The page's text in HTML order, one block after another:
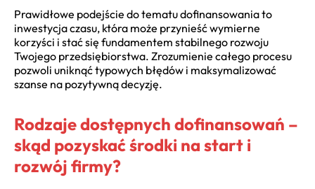
Prawidłowe podejście do tematu dofinansowania to
inwestycja czasu, która może przynieść wymierne
korzyści i stać się fundamentem stabilnego rozwoju
Twojego przedsiębiorstwa. Zrozumienie całego procesu
pozwoli uniknąć typowych błędów i maksymalizować
szanse na pozytywną decyzję.
Rodzaje dostępnych dofinansowań –
skąd pozyskać środki na start i
rozwój firmy?